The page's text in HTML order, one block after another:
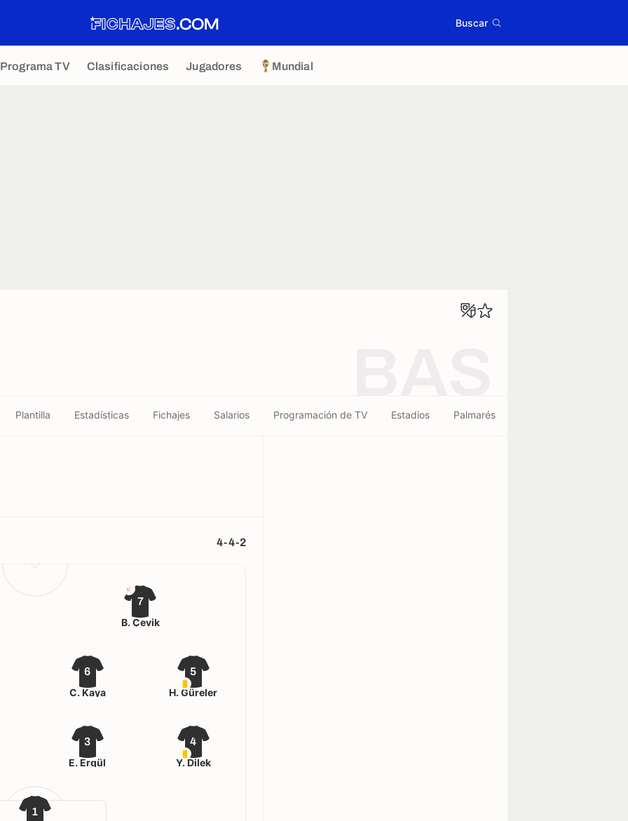
Buscar
Programa TV Clasificaciones Jugadores Mundial
Plantilla Estadísticas Fichajes Salarios Programación de TV Estadios Palmarés
4-4-2
1
3
E. Ergül
4
Y. Dilek
6
C. Kaya
5
H. Güreler
7
B. Çevik